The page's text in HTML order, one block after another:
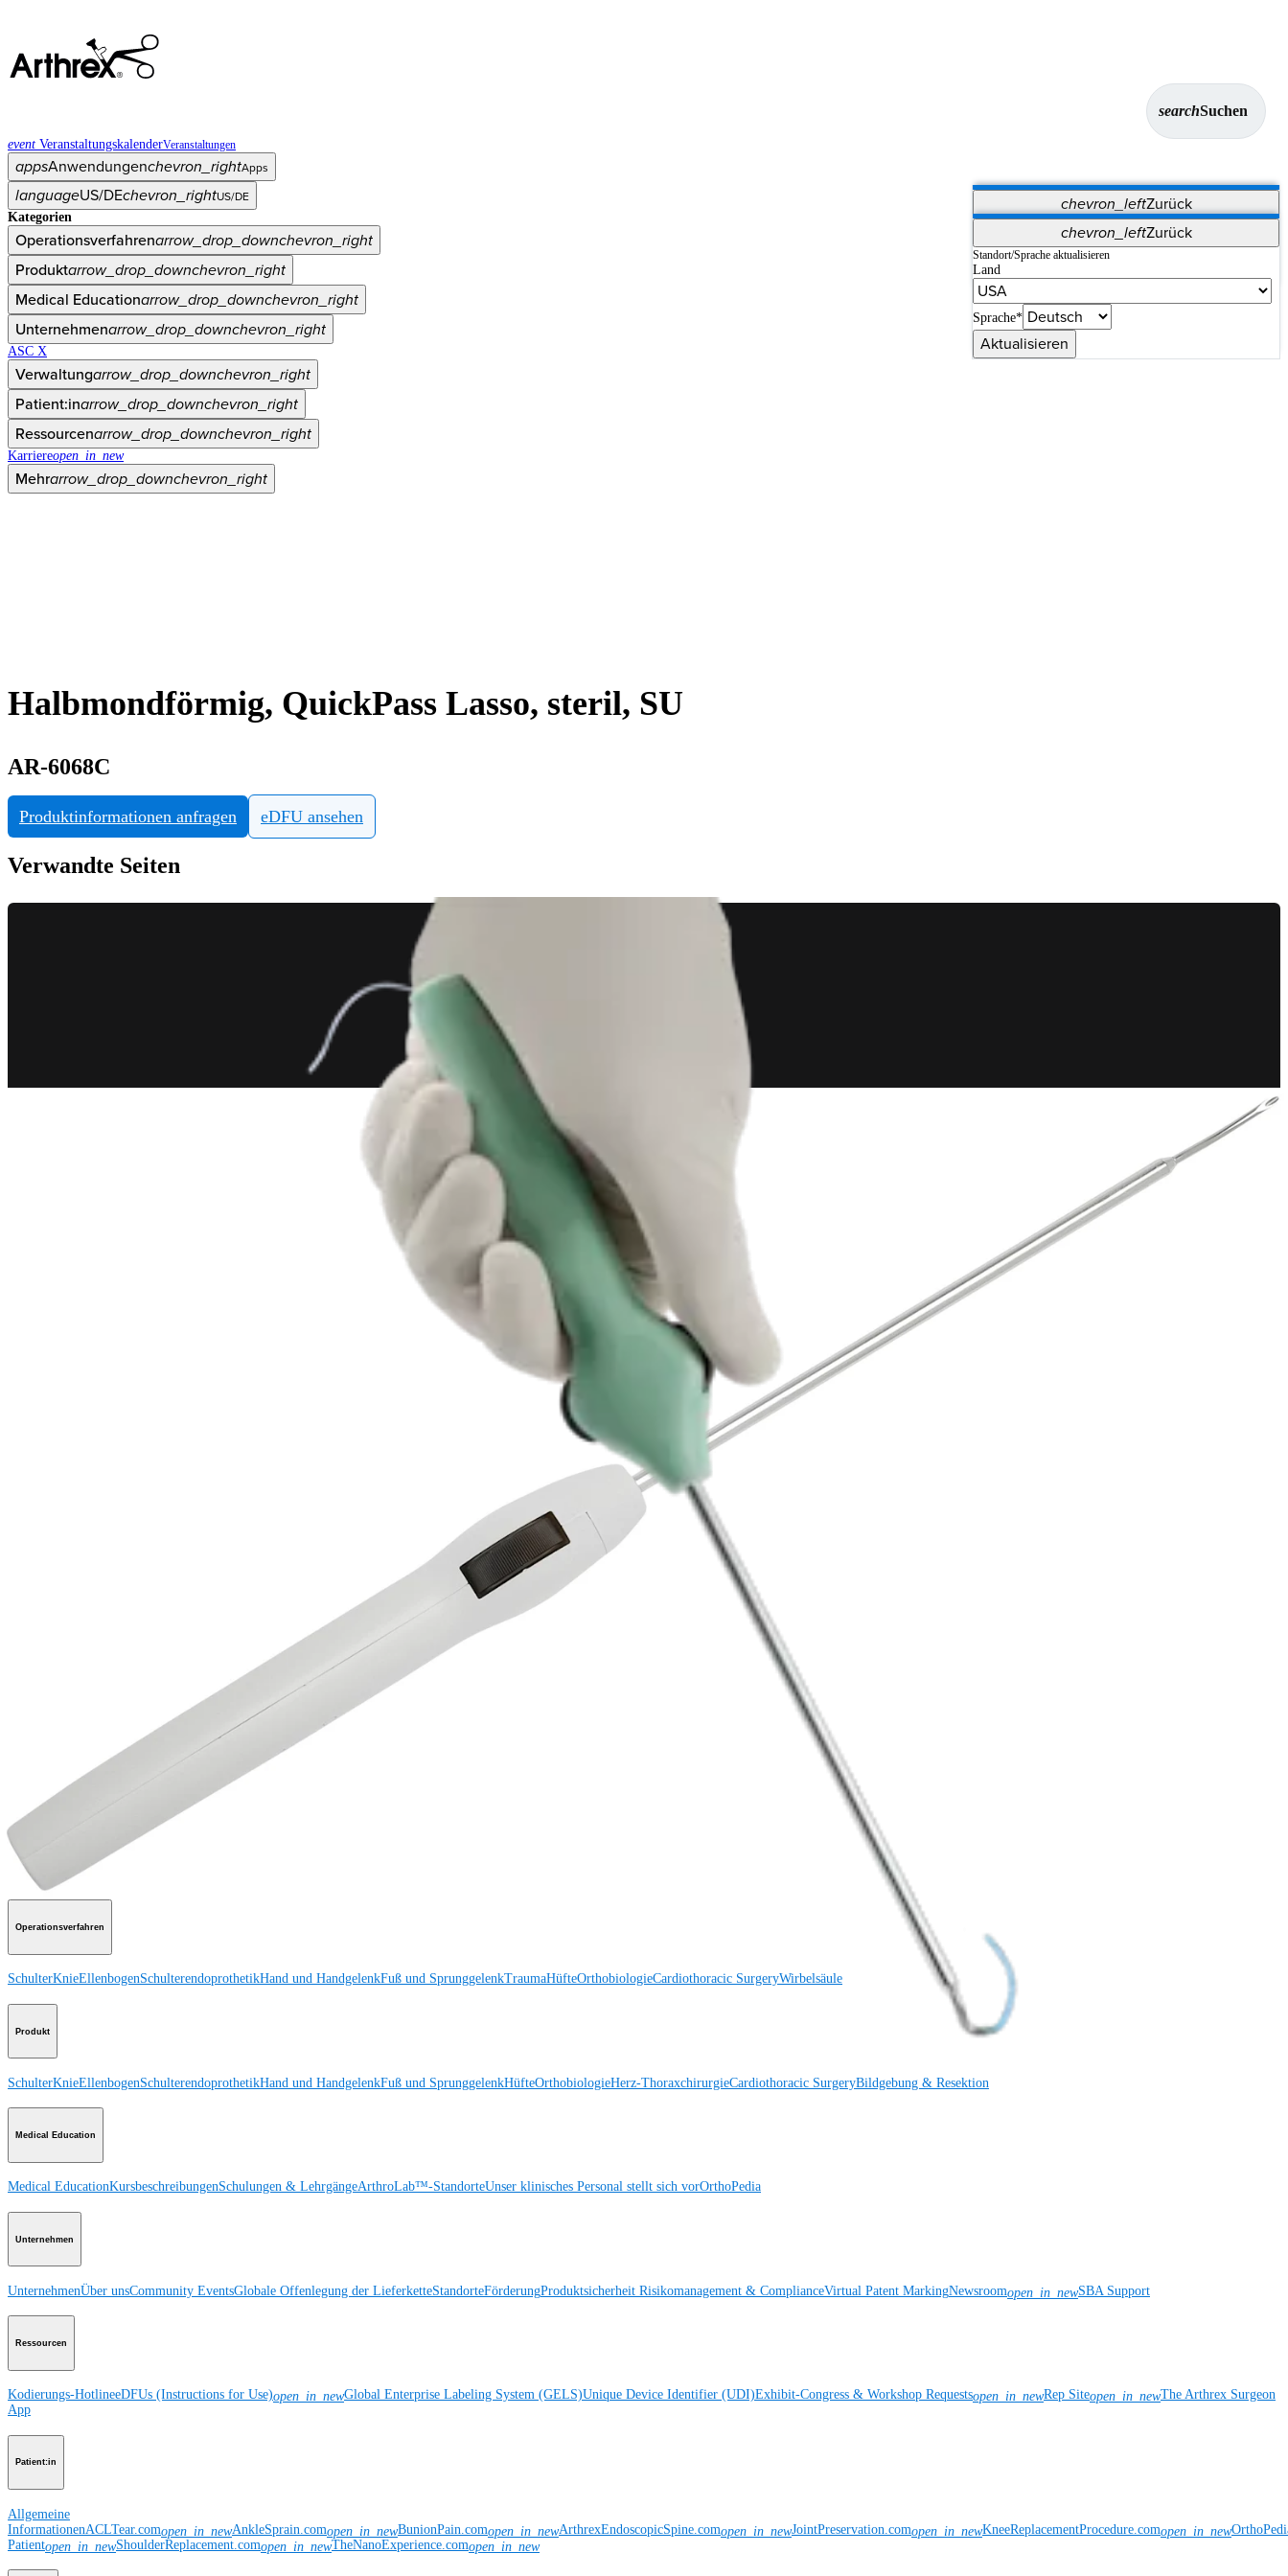
searchSuchen
event VeranstaltungskalenderVeranstaltungen
appsAnwendungenchevron_rightApps
chevron_leftZurück
Vet Systems OrthoPedia Patient
Supplier Portal
Synergy-Bildgebung und -Resektion
languageUS/DEchevron_rightUS/DE
chevron_leftZurück
Standort/Sprache aktualisieren
Land
Sprache*
Aktualisieren
Kategorien
Operationsverfahrenarrow_drop_downchevron_right
Produktarrow_drop_downchevron_right
Medical Educationarrow_drop_downchevron_right
Unternehmenarrow_drop_downchevron_right
ASC X
Verwaltungarrow_drop_downchevron_right
Patient:inarrow_drop_downchevron_right
Ressourcenarrow_drop_downchevron_right
Karriereopen_in_new
Mehrarrow_drop_downchevron_right
Halbmondförmig, QuickPass Lasso, steril, SU
AR-6068C
Produktinformationen anfragen eDFU ansehen
Verwandte Seiten
Wie können wir Ihnen helfen?
Medizinproduktberater:in kontaktieren
Veranstaltungen, Lab-Vorführungen und Schulungsmöglichkeiten ansehen
Unseren Newsletter abonnieren
Besuchen Sie uns
Operationsverfahren
SchulterKnieEllenbogenSchulterendoprothetikHand und HandgelenkFuß und SprunggelenkTraumaHüfteOrthobiologieCardiothoracic SurgeryWirbelsäule
Produkt
SchulterKnieEllenbogenSchulterendoprothetikHand und HandgelenkFuß und SprunggelenkHüfteOrthobiologieHerz-ThoraxchirurgieCardiothoracic SurgeryBildgebung & Resektion
Medical Education
Medical EducationKursbeschreibungenSchulungen & LehrgängeArthroLab™-StandorteUnser klinisches Personal stellt sich vorOrthoPedia
Unternehmen
UnternehmenÜber unsCommunity EventsGlobale Offenlegung der LieferketteStandorteFörderungProduktsicherheit Risikomanagement & ComplianceVirtual Patent MarkingNewsroomopen_in_newSBA Support
Ressourcen
Kodierungs-HotlineeDFUs (Instructions for Use)open_in_newGlobal Enterprise Labeling System (GELS)Unique Device Identifier (UDI)Exhibit-Congress & Workshop Requestsopen_in_newRep Siteopen_in_newThe Arthrex Surgeon
App
Patient:in
Allgemeine
InformationenACLTear.comopen_in_newAnkleSprain.comopen_in_newBunionPain.comopen_in_newArthrexEndoscopicSpine.comopen_in_newJointPreservation.comopen_in_newKneeReplacementProcedure.comopen_in_new
Patientopen_in_newShoulderReplacement.comopen_in_newTheNanoExperience.comopen_in_new